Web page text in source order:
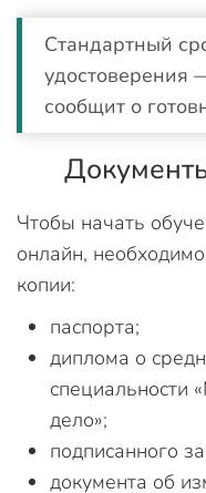
Стандартный
удостоверения
сообщит о
Чтобы начать
онлайн,
копии:
паспорта;
диплома о
специальности
дело»;
подписанного
документа об